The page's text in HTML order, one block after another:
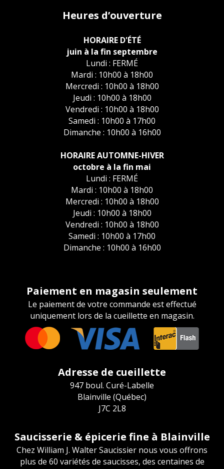
Heures d’ouverture
HORAIRE D'ÉTÉ
juin à la fin septembre
Lundi : FERMÉ
Mardi : 10h00 à 18h00
Mercredi : 10h00 à 18h00
Jeudi : 10h00 à 18h00
Vendredi : 10h00 à 18h00
Samedi : 10h00 à 17h00
Dimanche : 10h00 à 16h00
HORAIRE AUTOMNE-HIVER
octobre à la fin mai
Lundi : FERMÉ
Mardi : 10h00 à 18h00
Mercredi : 10h00 à 18h00
Jeudi : 10h00 à 18h00
Vendredi : 10h00 à 18h00
Samedi : 10h00 à 17h00
Dimanche : 10h00 à 16h00
Paiement en magasin seulement
Le paiement de votre commande est effectué
uniquement lors de la cueillette en magasin.
Adresse de cueillette
947 boul. Curé-Labelle
Blainville (Québec)
J7C 2L8
Saucisserie & épicerie fine à Blainville
Chez William J. Walter Saucissier nous vous offrons
plus de 60 variétés de saucisses, des centaines de